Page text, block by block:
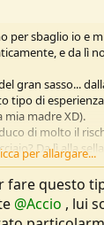
per sbaglio io e
e da lì
gran sasso...
di
madre XD).
di molto il
Da lì alla
da prati di
la farò dalla
per allargare...
fare questo
@Accio , lui